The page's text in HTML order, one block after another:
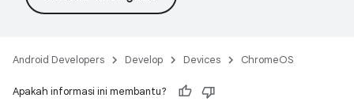
Android Developers Develop Devices ChromeOS
Apakah informasi ini membantu?